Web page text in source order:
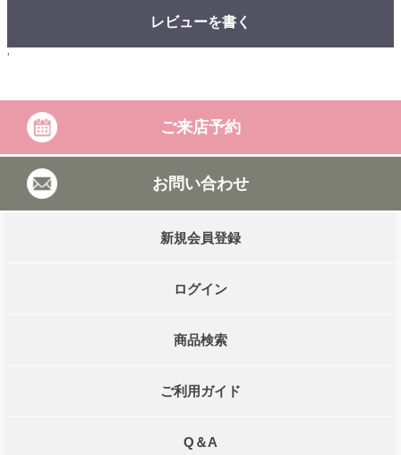
レビューを書く
'
ご来店予約
お問い合わせ
新規会員登録
ログイン
商品検索
ご利用ガイド
Q＆A